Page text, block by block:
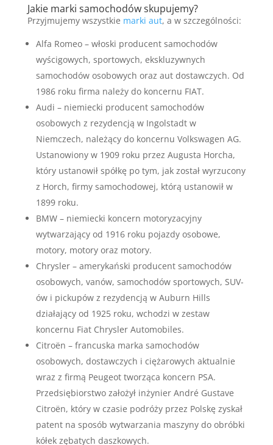
Jakie marki samochodów skupujemy?
Przyjmujemy wszystkie marki aut, a w szczególności:
Alfa Romeo – włoski producent samochodów
wyścigowych, sportowych, ekskluzywnych
samochodów osobowych oraz aut dostawczych. Od
1986 roku firma należy do koncernu FIAT.
Audi – niemiecki producent samochodów
osobowych z rezydencją w Ingolstadt w
Niemczech, należący do koncernu Volkswagen AG.
Ustanowiony w 1909 roku przez Augusta Horcha,
który ustanowił spółkę po tym, jak został wyrzucony
z Horch, firmy samochodowej, którą ustanowił w
1899 roku.
BMW – niemiecki koncern motoryzacyjny
wytwarzający od 1916 roku pojazdy osobowe,
motory, motory oraz motory.
Chrysler – amerykański producent samochodów
osobowych, vanów, samochodów sportowych, SUV-
ów i pickupów z rezydencją w Auburn Hills
działający od 1925 roku, wchodzi w zestaw
koncernu Fiat Chrysler Automobiles.
Citroën – francuska marka samochodów
osobowych, dostawczych i ciężarowych aktualnie
wraz z firmą Peugeot tworząca koncern PSA.
Przedsiębiorstwo założył inżynier André Gustave
Citroën, który w czasie podróży przez Polskę zyskał
patent na sposób wytwarzania maszyny do obróbki
kółek zębatych daszkowych.